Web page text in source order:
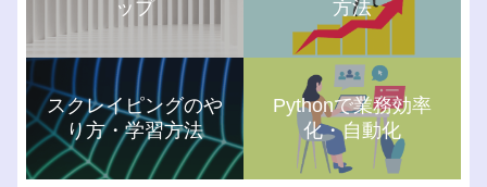
ップ
方法
スクレイピングのや
り方・学習方法
Pythonで業務効率
化・自動化